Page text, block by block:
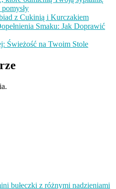
z Cukinią i Kurczakiem
Smaku: Jak Doprawić
Świeżość na Twoim Stole